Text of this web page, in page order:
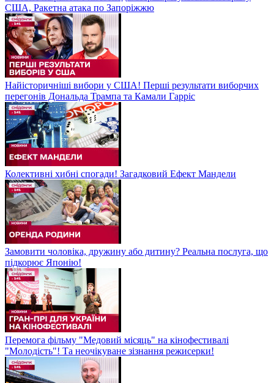
США, Ракетна атака по Запоріжжю
Найісторичніші вибори у США! Перші результати виборчих
перегонів Дональда Трампа та Камали Гарріс
Колективні хибні спогади! Загадковий Ефект Мандели
Замовити чоловіка, дружину або дитину? Реальна послуга, що
підкорює Японію!
Перемога фільму "Медовий місяць" на кінофестивалі
"Молодість"! Та неочікуване зізнання режисерки!